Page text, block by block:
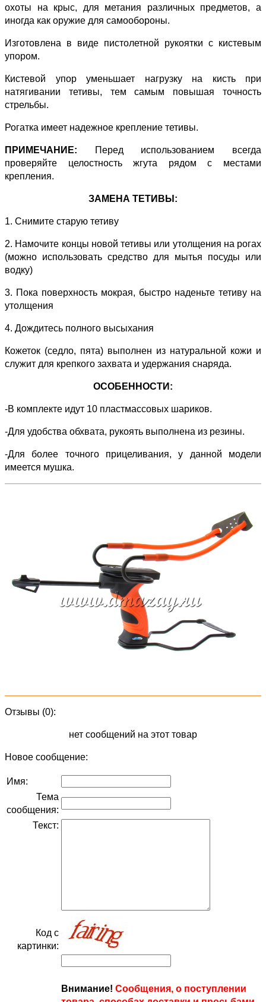
охоты на крыс, для метания различных предметов, а
иногда как оружие для самообороны.
Изготовлена в виде пистолетной рукоятки с кистевым
упором.
Кистевой упор уменьшает нагрузку на кисть при
натягивании тетивы, тем самым повышая точность
стрельбы.
Рогатка имеет надежное крепление тетивы.
ПРИМЕЧАНИЕ: Перед использованием всегда
проверяйте целостность жгута рядом с местами
крепления.
ЗАМЕНА ТЕТИВЫ:
1. Снимите старую тетиву
2. Намочите концы новой тетивы или утолщения на рогах
(можно использовать средство для мытья посуды или
водку)
3. Пока поверхность мокрая, быстро наденьте тетиву на
утолщения
4. Дождитесь полного высыхания
Кожеток (седло, пята) выполнен из натуральной кожи и
служит для крепкого захвата и удержания снаряда.
ОСОБЕННОСТИ:
-В комплекте идут 10 пластмассовых шариков.
-Для удобства обхвата, рукоять выполнена из резины.
-Для более точного прицеливания, у данной модели
имеется мушка.
Отзывы (0):
нет сообщений на этот товар
Новое сообщение:
Имя:
Тема
сообщения:
Текст:
Код с
картинки:
Внимание! Сообщения, о поступлении